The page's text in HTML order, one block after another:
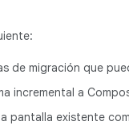
de migración que
incremental a
pantalla existente